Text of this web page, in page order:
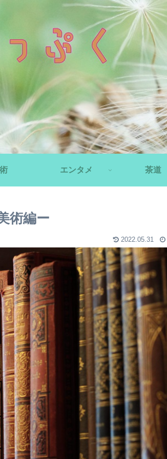
エンタメ 茶道
術編ー
2022.05.31